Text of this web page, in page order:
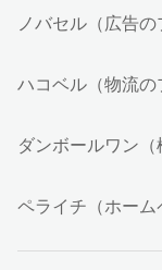
ノバセル（広告の
ハコベル（物流の
ダンボールワン（
ペライチ（ホーム